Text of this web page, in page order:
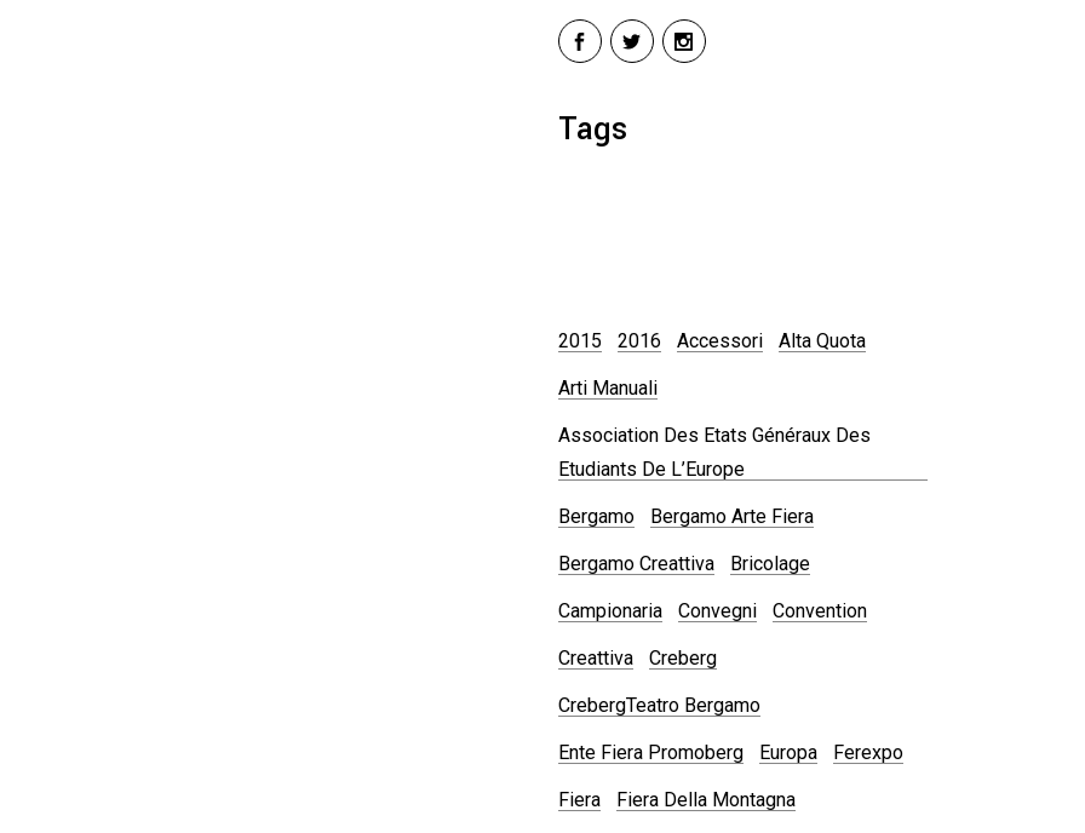
Tags
2015 2016 Accessori Alta Quota
Arti Manuali
Association Des Etats Généraux Des
Etudiants De L’Europe
Bergamo Bergamo Arte Fiera
Bergamo Creattiva Bricolage
Campionaria Convegni Convention
Creattiva Creberg
CrebergTeatro Bergamo
Ente Fiera Promoberg Europa Ferexpo
Fiera Fiera Della Montagna